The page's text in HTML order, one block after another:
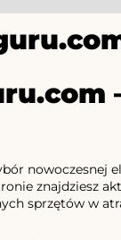
nowoczesnej
znajdziesz
sprzętów w